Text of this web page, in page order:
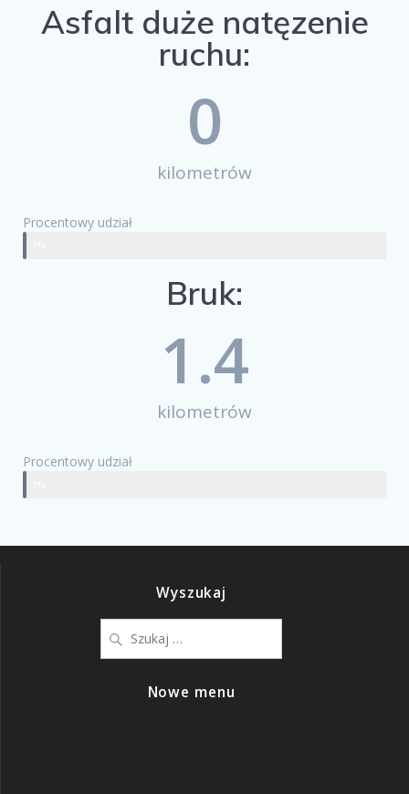
Asfalt duże natęzenie
ruchu:
kilometrów
0
Procentowy udział
Bruk:
kilometrów
1.4
Procentowy udział
Wyszukaj
Nowe menu